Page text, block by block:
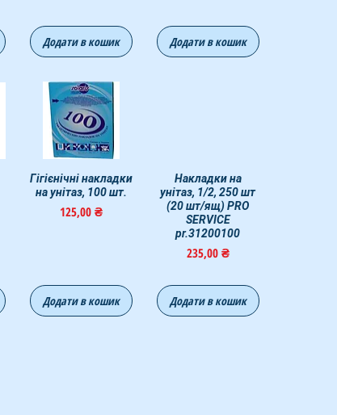
Додати в кошик Додати в кошик
Быстрый просмотр
Гігієнічні накладки
на унітаз, 100 шт.
Цена
125,00 ₴
Додати в кошик
Быстрый просмотр
Накладки на
унiтаз, 1/2, 250 шт
(20 шт/ящ) PRO
SERVICE
pr.31200100
Цена
235,00 ₴
Додати в кошик